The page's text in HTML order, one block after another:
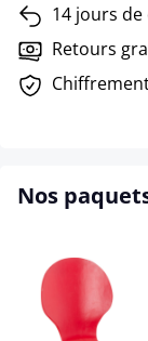
14 jours
Retours
Nos